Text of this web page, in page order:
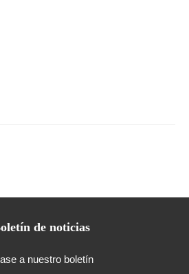
de noticias
a nuestro boletín